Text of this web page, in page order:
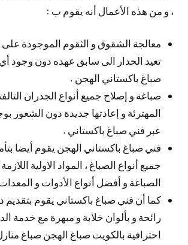
، و من هذه الأعمال أنه يقوم ب :
معالجة الشقوق و الثقوم الموجودة
تعيد الحدار الى سابق عهده دون وجود
صباغ باكستاني الهجن .
صباغة و إصلاح جميع أنواع الجدران
المهترئة و إعادتها جديدة دون الشعور
عبر فني صباغ باكستاني .
فني صباغ باكستاني الهجن يقوم أيضا
جميع أنواع الصباغ ، المواد الاولية
الصباغة و أفضل أنواع الأدوات و
كما أن فني صباغ باكستاني يقوم بتقديم
رائحة و بألوان خلابة و مبهرة مع خدمة
احترافية بالكويت صباغ الهجن صباغ